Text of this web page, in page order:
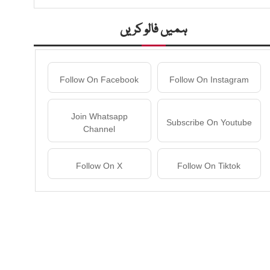
ہمیں فالو کریں
Follow On Instagram
Follow On Facebook
Subscribe On Youtube
Join Whatsapp
Channel
Follow On Tiktok
Follow On X